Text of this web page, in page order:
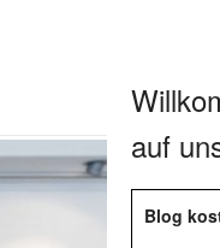
auf
Blog